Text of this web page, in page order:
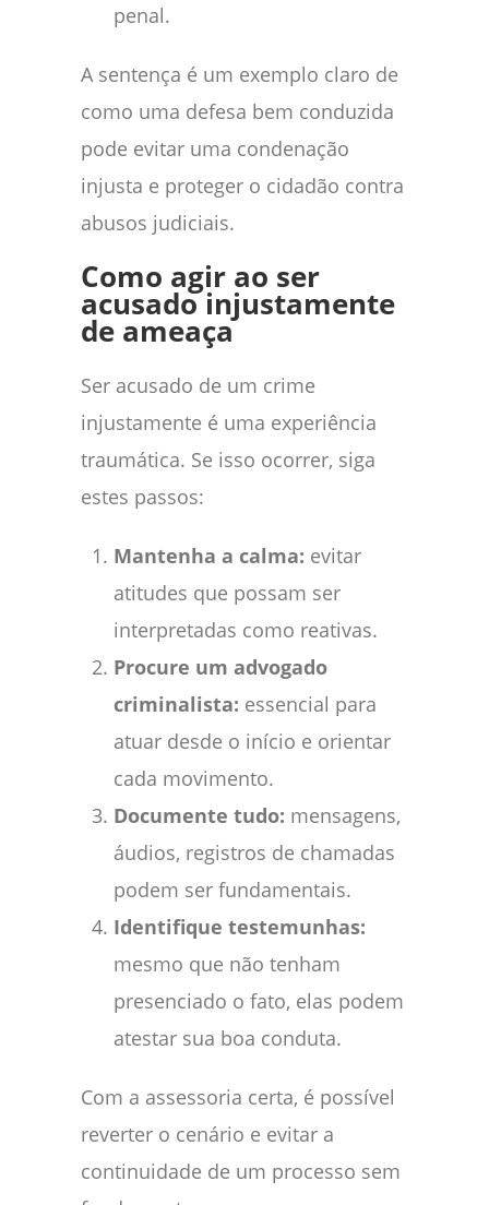
penal.
A sentença é um exemplo claro de
como uma defesa bem conduzida
pode evitar uma condenação
injusta e proteger o cidadão contra
abusos judiciais.
Como agir ao ser
acusado injustamente
de ameaça
Ser acusado de um crime
injustamente é uma experiência
traumática. Se isso ocorrer, siga
estes passos:
Mantenha a calma: evitar
atitudes que possam ser
interpretadas como reativas.
Procure um advogado
criminalista: essencial para
atuar desde o início e orientar
cada movimento.
Documente tudo: mensagens,
áudios, registros de chamadas
podem ser fundamentais.
Identifique testemunhas:
mesmo que não tenham
presenciado o fato, elas podem
atestar sua boa conduta.
Com a assessoria certa, é possível
reverter o cenário e evitar a
continuidade de um processo sem